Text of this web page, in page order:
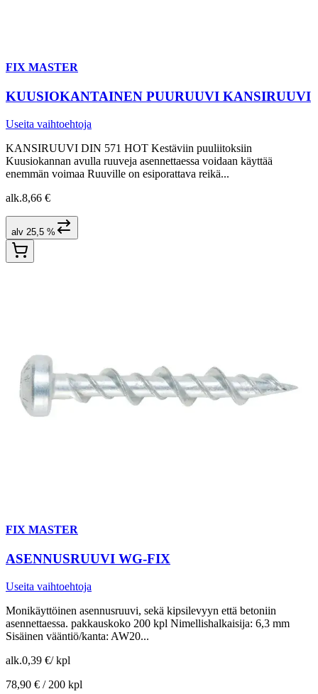
FIX MASTER
KUUSIOKANTAINEN PUURUUVI KANSIRUUVI
Useita vaihtoehtoja
KANSIRUUVI DIN 571 HOT Kestäviin puuliitoksiin
Kuusiokannan avulla ruuveja asennettaessa voidaan käyttää
enemmän voimaa Ruuville on esiporattava reikä...
alk.8,66 €
alv 25,5 %
FIX MASTER
ASENNUSRUUVI WG-FIX
Useita vaihtoehtoja
Monikäyttöinen asennusruuvi, sekä kipsilevyyn että betoniin
asennettaessa. pakkauskoko 200 kpl Nimellishalkaisija: 6,3 mm
Sisäinen vääntiö/kanta: AW20...
alk.0,39 €/ kpl
78,90 € / 200 kpl